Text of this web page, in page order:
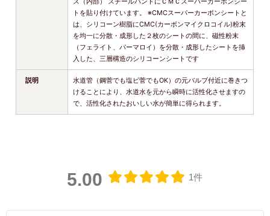
トを貼り付けています。 ※CMCスーパーカーボンシートと
は、シリコーン樹脂にCMC(カーボンマイクロコイル)粉末
を均一に分散・成形した２枚のシートの間に、磁性粉末
（フェライト、パーマロイ）を分散・成形したシートを挿
入した、三層構造のシリコーンシートです
説明
水道管（鋼菅でも塩ビ菅でもOK）の元バルブ付近に巻きつ
けることにより、水道水を元から瞬時に活性化させますの
で、活性化されたおいしい水が簡単に得られます。
5.00 1件